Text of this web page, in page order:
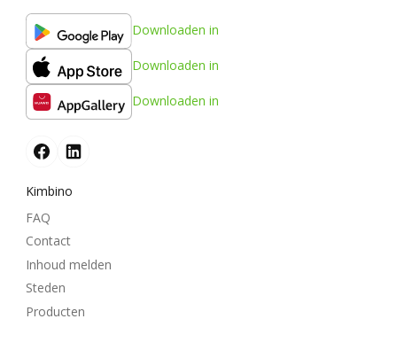
Downloaden in
Downloaden in
Downloaden in
Kimbino
FAQ
Contact
Inhoud melden
Steden
Producten